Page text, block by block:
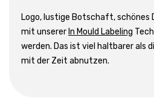
Logo, lustige Botschaft, schönes
mit unserer In Mould Labeling
werden. Das ist viel haltbarer als
mit der Zeit abnutzen.